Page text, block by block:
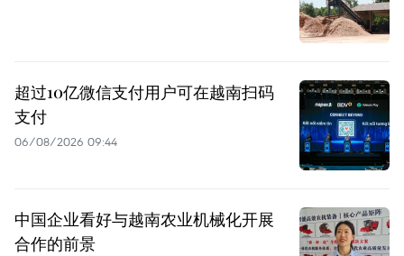
超过10亿微信支付用户可在越南扫码
支付
06/08/2026 09:44
中国企业看好与越南农业机械化开展
合作的前景